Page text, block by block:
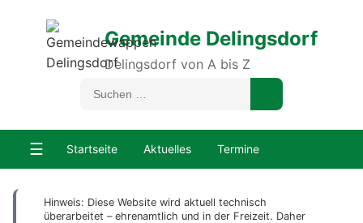
Gemeinde Delingsdorf
Delingsdorf von A bis Z
☰ Startseite Aktuelles Termine
Hinweis: Diese Website wird aktuell technisch
überarbeitet – ehrenamtlich und in der Freizeit. Daher